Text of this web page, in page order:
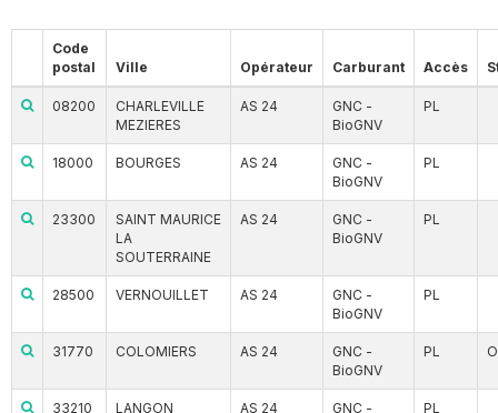
Code
postal
Ville Opérateur Carburant Accès
08200
CHARLEVILLE
MEZIERES
AS 24
GNC -
BioGNV
PL
18000 BOURGES AS 24
GNC -
BioGNV
PL
23300
SAINT MAURICE
LA
SOUTERRAINE
AS 24
GNC -
BioGNV
PL
28500 VERNOUILLET AS 24
GNC -
BioGNV
PL
31770 COLOMIERS AS 24
GNC -
BioGNV
PL
33210 LANGON AS 24
GNC -
PL